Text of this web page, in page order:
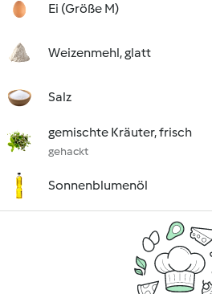
Ei (Größe M)
Weizenmehl, glatt
Salz
gemischte Kräuter, frisch
gehackt
Sonnenblumenöl